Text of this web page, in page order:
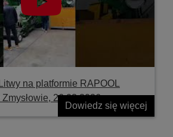
na platformie RAPOOL
26.03.2026
Dowiedz się więcej